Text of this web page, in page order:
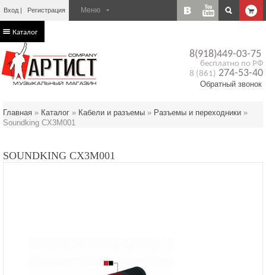
Вход Регистрация
8(918)449-03-75
бесплатно по РФ
8 (861) 274-53-40
Обратный звонок
Каталог
Главная » Каталог » Кабели и разъемы » Разъемы и переходники »
Soundking CX3M001
SOUNDKING CX3M001